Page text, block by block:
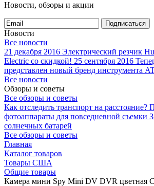
Новости, обзоры и акции
Подписаться
Новости
Все новости
21 декабря 2016 Электрический резчик
Electric со скидкой! 25 сентября 2016
представлен новый бренд инструмента
Все новости
Обзоры и советы
Все обзоры и советы
Как отследить транспорт на расстояние?
фотоаппараты для повседневной съемки
солнечных батарей
Все обзоры и советы
Главная
Каталог товаров
Товары США
Общие товары
Камера мини Spy Mini DV DVR цветная